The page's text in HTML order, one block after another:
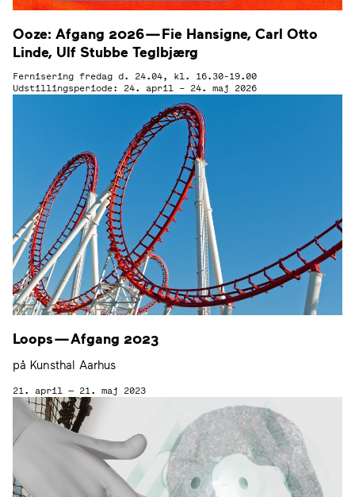
Ooze: Afgang 2026— Fie Hansigne, Carl Otto
Linde, Ulf Stubbe Teglbjærg
Fernisering fredag d. 24.04, kl. 16.30-19.00
Udstillingsperiode: 24. april – 24. maj 2026
Loops — Afgang 2023
på Kunsthal Aarhus
21. april — 21. maj 2023